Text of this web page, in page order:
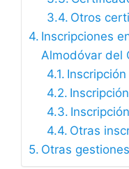
Otros
Inscripciones
Almodóvar del
Otras
Otras